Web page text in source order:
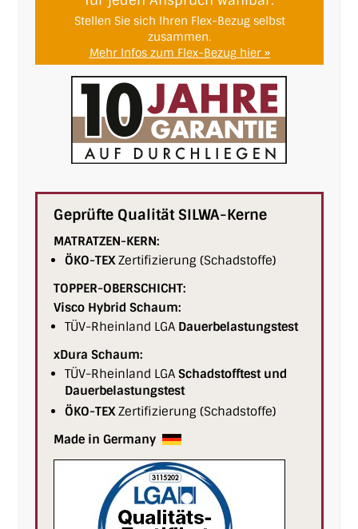
Stellen Sie sich Ihren Flex-Bezug selbst
zusammen.
Mehr Infos zum Flex-Bezug hier »
Geprüfte Qualität SILWA-Kerne
MATRATZEN-KERN:
ÖKO-TEXZertifizierung (Schadstoffe)
TOPPER-OBERSCHICHT:
Visco Hybrid Schaum:
TÜV-Rheinland LGA Dauer­belas­tungs­test
xDura Schaum:
TÜV-Rheinland LGA Schad­stoff­test und
Dauer­belas­tungs­test
ÖKO-TEXZertifizierung (Schadstoffe)
Made in Germany